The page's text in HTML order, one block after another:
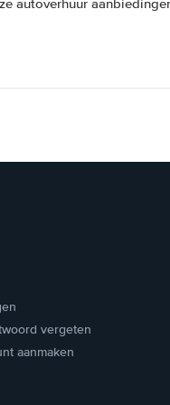
autoverhuur
vergeten
aanmaken